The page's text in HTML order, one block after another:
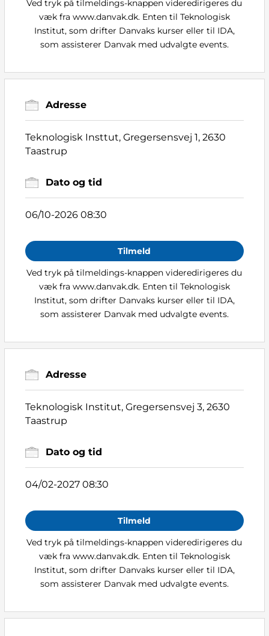
Ved tryk på tilmeldings-knappen videredirigeres du
væk fra www.danvak.dk. Enten til Teknologisk
Institut, som drifter Danvaks kurser eller til IDA,
som assisterer Danvak med udvalgte events.
Adresse
Teknologisk Insttut, Gregersensvej 1, 2630
Taastrup
Dato og tid
06/10-2026 08:30
Tilmeld
Ved tryk på tilmeldings-knappen videredirigeres du
væk fra www.danvak.dk. Enten til Teknologisk
Institut, som drifter Danvaks kurser eller til IDA,
som assisterer Danvak med udvalgte events.
Adresse
Teknologisk Institut, Gregersensvej 3, 2630
Taastrup
Dato og tid
04/02-2027 08:30
Tilmeld
Ved tryk på tilmeldings-knappen videredirigeres du
væk fra www.danvak.dk. Enten til Teknologisk
Institut, som drifter Danvaks kurser eller til IDA,
som assisterer Danvak med udvalgte events.